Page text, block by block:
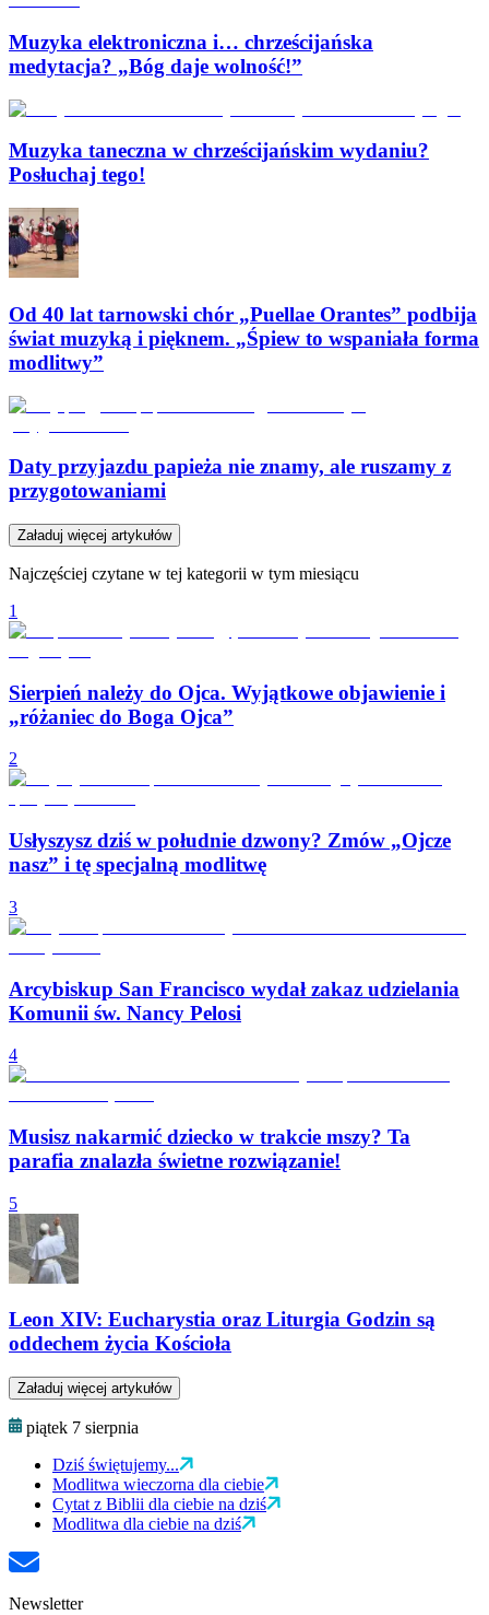
Muzyka elektroniczna i… chrześcijańska
medytacja? „Bóg daje wolność!”
Muzyka taneczna w chrześcijańskim wydaniu?
Posłuchaj tego!
Od 40 lat tarnowski chór „Puellae Orantes” podbija
świat muzyką i pięknem. „Śpiew to wspaniała forma
modlitwy”
Daty przyjazdu papieża nie znamy, ale ruszamy z
przygotowaniami
Załaduj więcej artykułów
Najczęściej czytane w tej kategorii w tym miesiącu
1
Sierpień należy do Ojca. Wyjątkowe objawienie i
„różaniec do Boga Ojca”
2
Usłyszysz dziś w południe dzwony? Zmów „Ojcze
nasz” i tę specjalną modlitwę
3
Arcybiskup San Francisco wydał zakaz udzielania
Komunii św. Nancy Pelosi
4
Musisz nakarmić dziecko w trakcie mszy? Ta
parafia znalazła świetne rozwiązanie!
5
Leon XIV: Eucharystia oraz Liturgia Godzin są
oddechem życia Kościoła
Załaduj więcej artykułów
piątek 7 sierpnia
Dziś świętujemy...
Modlitwa wieczorna dla ciebie
Cytat z Biblii dla ciebie na dziś
Modlitwa dla ciebie na dziś
Newsletter